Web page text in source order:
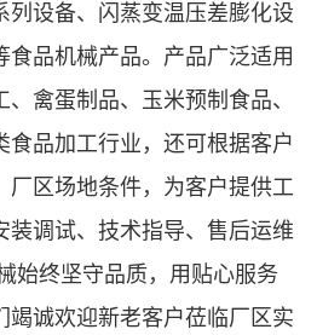
列设备、闪蒸变温压差膨化设
食品机械产品。产品广泛适用
禽蛋制品、玉米预制食品、
食品加工行业，还可根据客户
厂区场地条件，为客户提供工
装调试、技术指导、售后运维
始终坚守品质，用贴心服务
竭诚欢迎新老客户莅临厂区实